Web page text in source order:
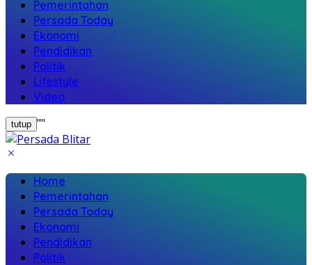
Pemerintahan
Persada Today
Ekonomi
Pendidikan
Politik
Lifestyle
Video
tutup ""
Home
Pemerintahan
Persada Today
Ekonomi
Pendidikan
Politik